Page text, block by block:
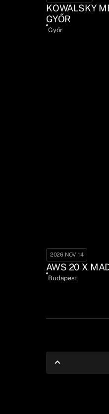
KOWALSKY
GYŐR
Győr
2026 NOV 14
AWS 20 X
Budapest